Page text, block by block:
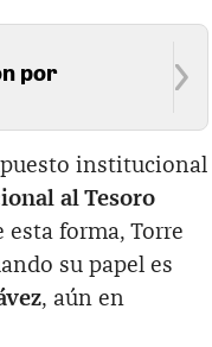
por
institucional
al Tesoro
esta forma, Torre
su papel es
, aún en